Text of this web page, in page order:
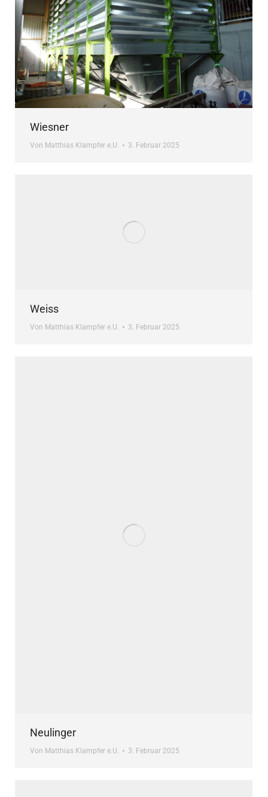
Wiesner
Von Matthias Klampfer e.U. 3. Februar 2025
Weiss
Von Matthias Klampfer e.U. 3. Februar 2025
Neulinger
Von Matthias Klampfer e.U. 3. Februar 2025